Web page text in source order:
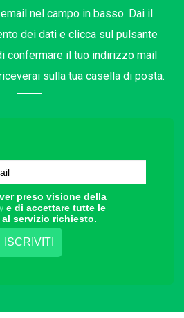
nel campo in basso. Dai il
dei dati e clicca sul pulsante
confermare il tuo indirizzo mail
sulla tua casella di posta.
preso visione della
e di accettare tutte le
servizio richiesto.